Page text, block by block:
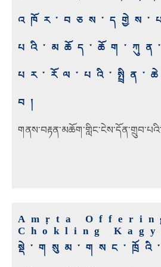
བ།
Amṛta
Chokling